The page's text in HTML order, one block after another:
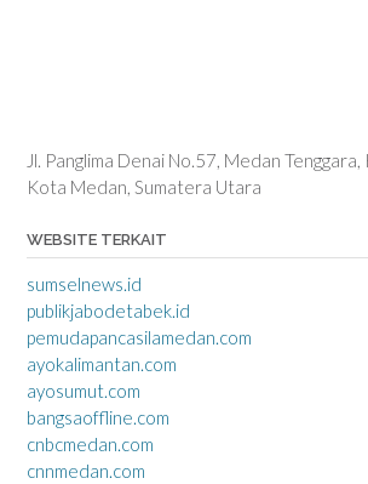
Jl. Panglima Denai No.57, Medan
Kota Medan, Sumatera Utara
WEBSITE TERKAIT
sumselnews.id
publikjabodetabek.id
pemudapancasilamedan.com
ayokalimantan.com
ayosumut.com
bangsaoffline.com
cnbcmedan.com
cnnmedan.com